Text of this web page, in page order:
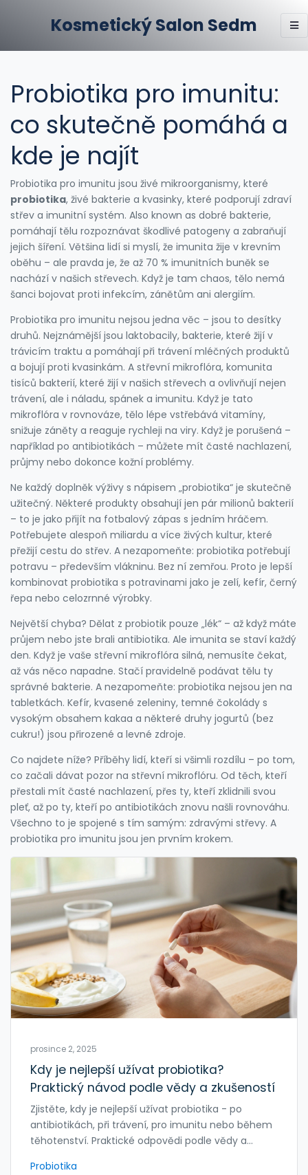
Kosmetický Salon Sedm
Probiotika pro imunitu:
co skutečně pomáhá a
kde je najít
Probiotika pro imunitu jsou živé mikroorganismy, které
probiotika, živé bakterie a kvasinky, které podporují zdraví
střev a imunitní systém. Also known as dobré bakterie,
pomáhají tělu rozpoznávat škodlivé patogeny a zabraňují
jejich šíření. Většina lidí si myslí, že imunita žije v krevním
oběhu – ale pravda je, že až 70 % imunitních buněk se
nachází v našich střevech. Když je tam chaos, tělo nemá
šanci bojovat proti infekcím, zánětům ani alergiím.
Probiotika pro imunitu nejsou jedna věc – jsou to desítky
druhů. Nejznámější jsou laktobacily, bakterie, které žijí v
trávicím traktu a pomáhají při trávení mléčných produktů
a bojují proti kvasinkám. A střevní mikroflóra, komunita
tisíců bakterií, které žijí v našich střevech a ovlivňují nejen
trávení, ale i náladu, spánek a imunitu. Když je tato
mikroflóra v rovnováze, tělo lépe vstřebává vitamíny,
snižuje záněty a reaguje rychleji na viry. Když je porušená –
například po antibiotikách – můžete mít časté nachlazení,
průjmy nebo dokonce kožní problémy.
Ne každý doplněk výživy s nápisem „probiotika“ je skutečně
užitečný. Některé produkty obsahují jen pár milionů bakterií
– to je jako přijít na fotbalový zápas s jedním hráčem.
Potřebujete alespoň miliardu a více živých kultur, které
přežijí cestu do střev. A nezapomeňte: probiotika potřebují
potravu – především vlákninu. Bez ní zemřou. Proto je lepší
kombinovat probiotika s potravinami jako je zelí, kefír, černý
řepa nebo celozrnné výrobky.
Největší chyba? Dělat z probiotik pouze „lék“ – až když máte
průjem nebo jste brali antibiotika. Ale imunita se staví každý
den. Když je vaše střevní mikroflóra silná, nemusíte čekat,
až vás něco napadne. Stačí pravidelně podávat tělu ty
správné bakterie. A nezapomeňte: probiotika nejsou jen na
tabletkách. Kefír, kvasené zeleniny, temné čokolády s
vysokým obsahem kakaa a některé druhy jogurtů (bez
cukru!) jsou přirozené a levné zdroje.
Co najdete níže? Příběhy lidí, kteří si všimli rozdílu – po tom,
co začali dávat pozor na střevní mikroflóru. Od těch, kteří
přestali mít časté nachlazení, přes ty, kteří zklidnili svou
pleť, až po ty, kteří po antibiotikách znovu našli rovnováhu.
Všechno to je spojené s tím samým: zdravými střevy. A
probiotika pro imunitu jsou jen prvním krokem.
prosince 2, 2025
Kdy je nejlepší užívat probiotika?
Praktický návod podle vědy a zkušeností
Zjistěte, kdy je nejlepší užívat probiotika - po
antibiotikách, při trávení, pro imunitu nebo během
těhotenství. Praktické odpovědi podle vědy a
Probiotika